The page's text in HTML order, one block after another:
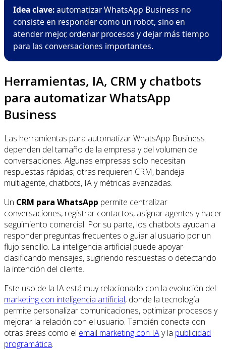
Idea clave:automatizar WhatsApp Business no
consiste en responder como un robot, sino en
atender mejor, ordenar procesos y dejar más tiempo
para las conversaciones importantes.
Herramientas, IA, CRM y chatbots
para automatizar WhatsApp
Business
Las herramientas para automatizar WhatsApp Business
dependen del tamaño de la empresa y del volumen de
conversaciones. Algunas empresas solo necesitan
respuestas rápidas; otras requieren CRM, bandeja
multiagente, chatbots, IA y métricas avanzadas.
Un CRM para WhatsApp permite centralizar
conversaciones, registrar contactos, asignar agentes y hacer
seguimiento comercial. Por su parte, los chatbots ayudan a
responder preguntas frecuentes o guiar al usuario por un
flujo sencillo. La inteligencia artificial puede apoyar
clasificando mensajes, sugiriendo respuestas o detectando
la intención del cliente.
Este uso de la IA está muy relacionado con la evolución del
marketing con inteligencia artificial, donde la tecnología
permite personalizar comunicaciones, optimizar procesos y
mejorar la relación con el usuario. También conecta con
otras áreas como el email marketing con IAy la publicidad
programática.